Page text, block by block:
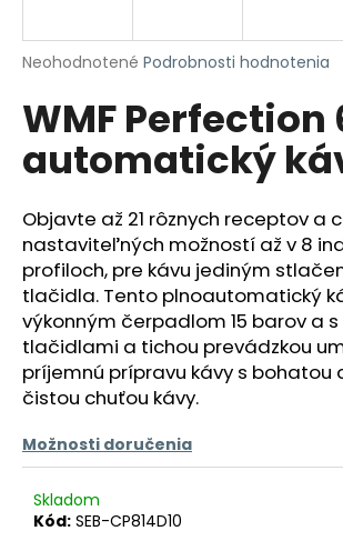
Priemerné
produktu
je
z
hviezdičiek.
Neohodnotené Podrobnosti hodnotenia
WMF Perfection
automatický
Objavte až 21 rôznych receptov a
nastaviteľných možností až v 8
profiloch, pre kávu jediným
tlačidla. Tento plnoautomatický
výkonným čerpadlom 15 barov a
tlačidlami a tichou prevádzkou
príjemnú prípravu kávy s bohatou
čistou chuťou kávy.
Možnosti doručenia
Skladom
Kód: SEB-CP814D10
j
ť
?
HĽADAŤ
O
d
p
r
ú
č
a